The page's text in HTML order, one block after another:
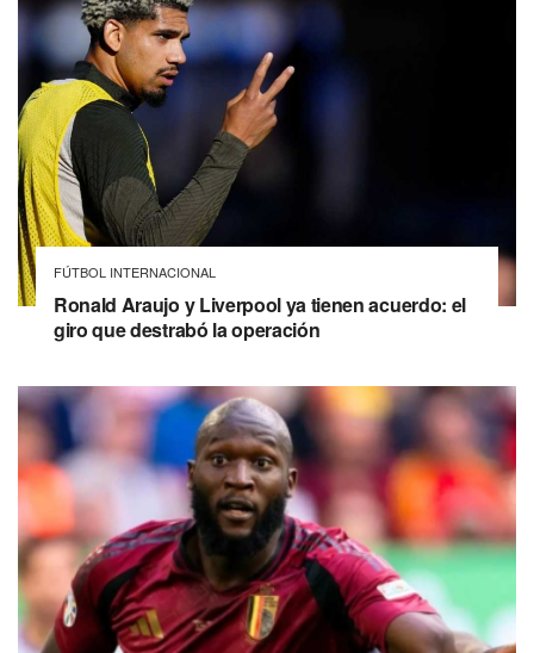
FÚTBOL INTERNACIONAL
Ronald Araujo y Liverpool ya tienen acuerdo: el
giro que destrabó la operación